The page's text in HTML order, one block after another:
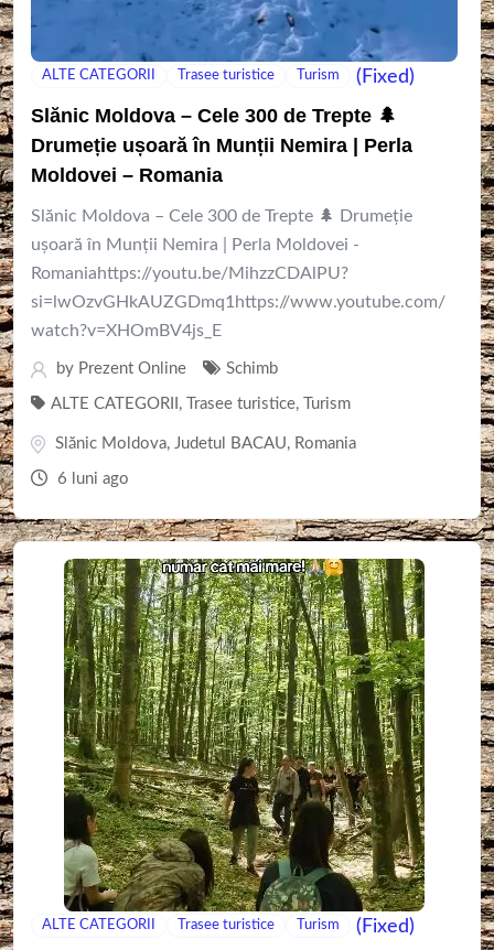
ALTE CATEGORII Trasee turistice Turism (Fixed)
Slănic Moldova – Cele 300 de Trepte 🌲
Drumeție ușoară în Munții Nemira | Perla
Moldovei – Romania
Slănic Moldova – Cele 300 de Trepte 🌲 Drumeție
ușoară în Munții Nemira | Perla Moldovei -
Romaniahttps://youtu.be/MihzzCDAlPU?
si=lwOzvGHkAUZGDmq1https://www.youtube.com/
watch?v=XHOmBV4js_E
by Prezent Online Schimb
ALTE CATEGORII , Trasee turistice, Turism
Slănic Moldova, Judetul BACAU, Romania
6 luni ago
ALTE CATEGORII Trasee turistice Turism (Fixed)